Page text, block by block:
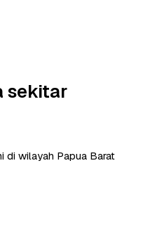
sekitar
di wilayah Papua Barat